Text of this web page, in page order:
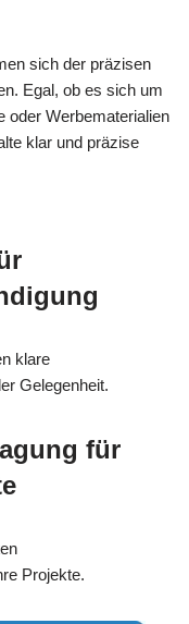
sich der präzisen
Egal, ob es sich um
oder Werbematerialien
klar und präzise
klare
Gelegenheit.
für
Projekte.